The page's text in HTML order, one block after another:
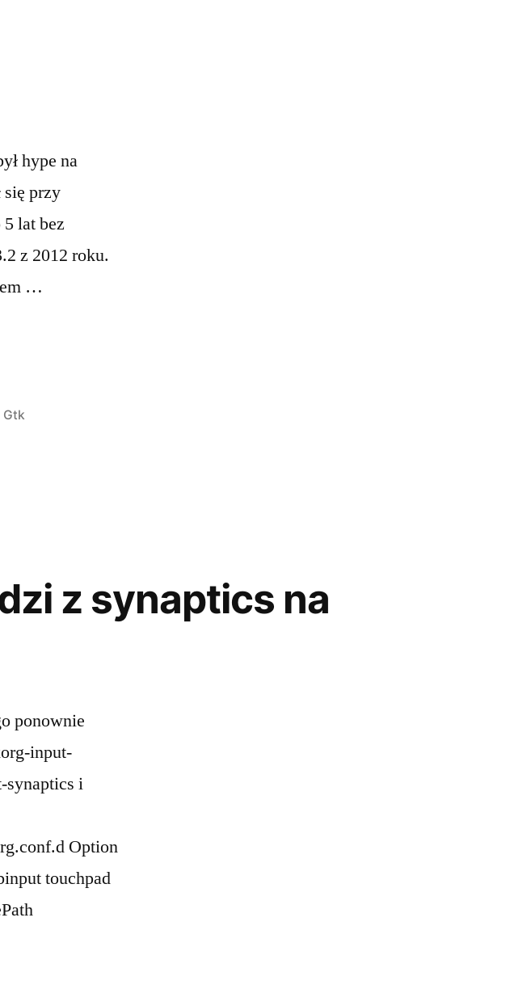
hype na
przy
lat bez
z 2012 roku.
…
Gtk
z synaptics na
ponownie
input-
synaptics i
Option
touchpad